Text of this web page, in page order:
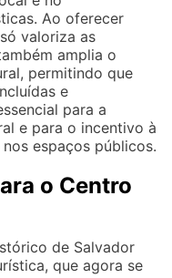
Ao oferecer
valoriza as
amplia o
permitindo que
e
para a
e para o incentivo à
espaços públicos.
o Centro
de Salvador
que agora se